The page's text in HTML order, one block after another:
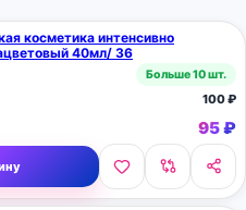
косметика интенсивно
спермацветовый 40мл/ 36
Больше 10 шт.
100₽
95₽